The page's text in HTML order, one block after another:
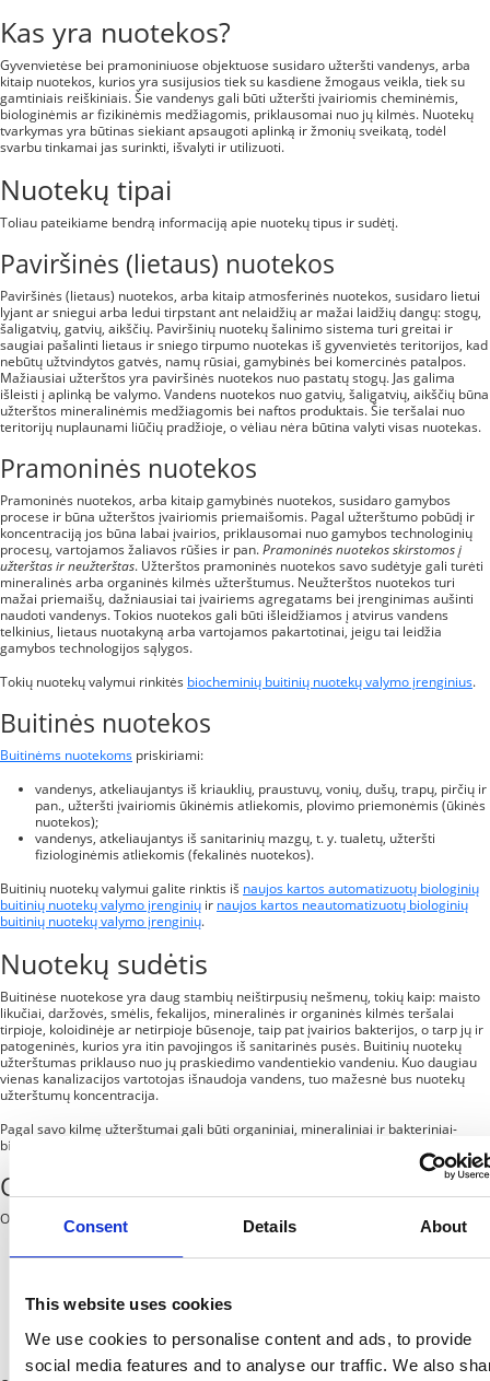
Consent Details About
This website uses cookies
We use cookies to personalise content and ads, to provide
social media features and to analyse our traffic. We also
Kas yra nuotekos?
Gyvenvietėse bei pramoniniuose objektuose susidaro užteršti vandenys, arba
kitaip nuotekos, kurios yra susijusios tiek su kasdiene žmogaus veikla, tiek su
gamtiniais reiškiniais. Šie vandenys gali būti užteršti įvairiomis cheminėmis,
biologinėmis ar fizikinėmis medžiagomis, priklausomai nuo jų kilmės. Nuotekų
tvarkymas yra būtinas siekiant apsaugoti aplinką ir žmonių sveikatą, todėl
svarbu tinkamai jas surinkti, išvalyti ir utilizuoti.
Nuotekų tipai
Toliau pateikiame bendrą informaciją apie nuotekų tipus ir sudėtį.
Paviršinės (lietaus) nuotekos
Paviršinės (lietaus) nuotekos, arba kitaip atmosferinės nuotekos, susidaro lietui
lyjant ar sniegui arba ledui tirpstant ant nelaidžių ar mažai laidžių dangų: stogų,
šaligatvių, gatvių, aikščių. Paviršinių nuotekų šalinimo sistema turi greitai ir
saugiai pašalinti lietaus ir sniego tirpumo nuotekas iš gyvenvietės teritorijos, kad
nebūtų užtvindytos gatvės, namų rūsiai, gamybinės bei komercinės patalpos.
Mažiausiai užterštos yra paviršinės nuotekos nuo pastatų stogų. Jas galima
išleisti į aplinką be valymo. Vandens nuotekos nuo gatvių, šaligatvių, aikščių būna
užterštos mineralinėmis medžiagomis bei naftos produktais. Šie teršalai nuo
teritorijų nuplaunami liūčių pradžioje, o vėliau nėra būtina valyti visas nuotekas.
Pramoninės nuotekos
Pramoninės nuotekos, arba kitaip gamybinės nuotekos, susidaro gamybos
procese ir būna užterštos įvairiomis priemaišomis. Pagal užterštumo pobūdį ir
koncentraciją jos būna labai įvairios, priklausomai nuo gamybos technologinių
procesų, vartojamos žaliavos rūšies ir pan.Pramoninės nuotekos skirstomos į
užterštas ir neužterštas. Užterštos pramoninės nuotekos savo sudėtyje gali turėti
mineralinės arba organinės kilmės užterštumus. Neužterštos nuotekos turi
mažai priemaišų, dažniausiai tai įvairiems agregatams bei įrenginimas aušinti
naudoti vandenys. Tokios nuotekos gali būti išleidžiamos į atvirus vandens
telkinius, lietaus nuotakyną arba vartojamos pakartotinai, jeigu tai leidžia
gamybos technologijos sąlygos.
Tokių nuotekų valymui rinkitės biocheminių buitinių nuotekų valymo įrenginius.
Buitinės nuotekos
Buitinėms nuotekoms priskiriami:
vandenys, atkeliaujantys iš kriauklių, praustuvų, vonių, dušų, trapų, pirčių ir
pan., užteršti įvairiomis ūkinėmis atliekomis, plovimo priemonėmis (ūkinės
nuotekos);
vandenys, atkeliaujantys iš sanitarinių mazgų, t. y. tualetų, užteršti
fiziologinėmis atliekomis (fekalinės nuotekos).
Buitinių nuotekų valymui galite rinktis iš naujos kartos automatizuotų biologinių
buitinių nuotekų valymo įrenginių ir naujos kartos neautomatizuotų biologinių
buitinių nuotekų valymo įrenginių.
Nuotekų sudėtis
Buitinėse nuotekose yra daug stambių neištirpusių nešmenų, tokių kaip: maisto
likučiai, daržovės, smėlis, fekalijos, mineralinės ir organinės kilmės teršalai
tirpioje, koloidinėje ar netirpioje būsenoje, taip pat įvairios bakterijos, o tarp jų ir
patogeninės, kurios yra itin pavojingos iš sanitarinės pusės. Buitinių nuotekų
užterštumas priklauso nuo jų praskiedimo vandentiekio vandeniu. Kuo daugiau
vienas kanalizacijos vartotojas išnaudoja vandens, tuo mažesnė bus nuotekų
užterštumų koncentracija.
Pagal savo kilmę užterštumai gali būti organiniai, mineraliniai ir bakteriniai-
biologiniai. Plačiau apie juos pasakojame toliau tekste.
Organiniai teršalai
Organinės kilmės teršalai skirstomi į:
augalinės kilmės teršalus – tai augalų, daržovių, žolių likučiai, popierius,
gyvulinės kilmės teršalus – tai fiziologinės žmonių ir gyvulių išskyros,
Pagrindinis cheminis elementas, įeinantis į šių teršalų sudėtį, yra azotas
(N).